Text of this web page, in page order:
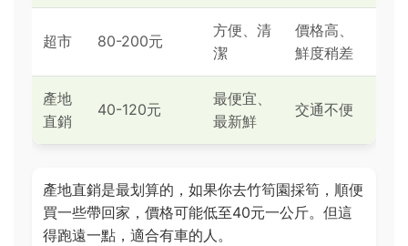
超市 80-200元
方便、清
潔
價格高、
鮮度稍差
產地
直銷
40-120元
最便宜、
最新鮮
交通不便
產地直銷是最划算的，如果你去竹筍園採筍，順便
買一些帶回家，價格可能低至40元一公斤。但這
得跑遠一點，適合有車的人。